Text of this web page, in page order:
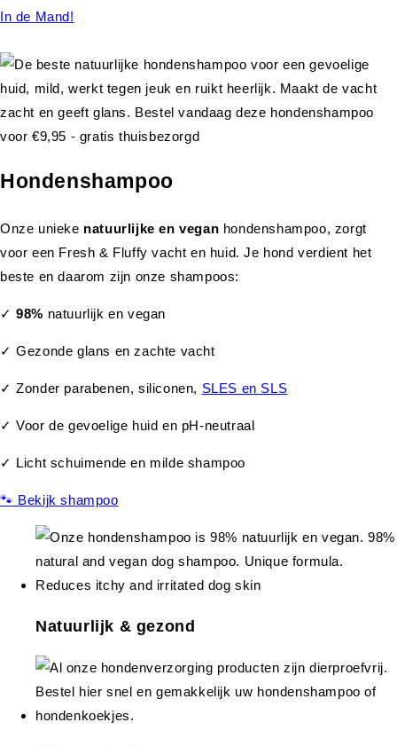
In de Mand!
Hondenshampoo
Onze unieke natuurlijke en vegan hondenshampoo, zorgt
voor een Fresh & Fluffy vacht en huid. Je hond verdient het
beste en daarom zijn onze shampoos:
✓98% natuurlijk en vegan
✓ Gezonde glans en zachte vacht
✓ Zonder parabenen, siliconen, SLES en SLS
✓ Voor de gevoelige huid en pH-neutraal
✓ Licht schuimende en milde shampoo
🐾 Bekijk shampoo
Natuurlijk & gezond